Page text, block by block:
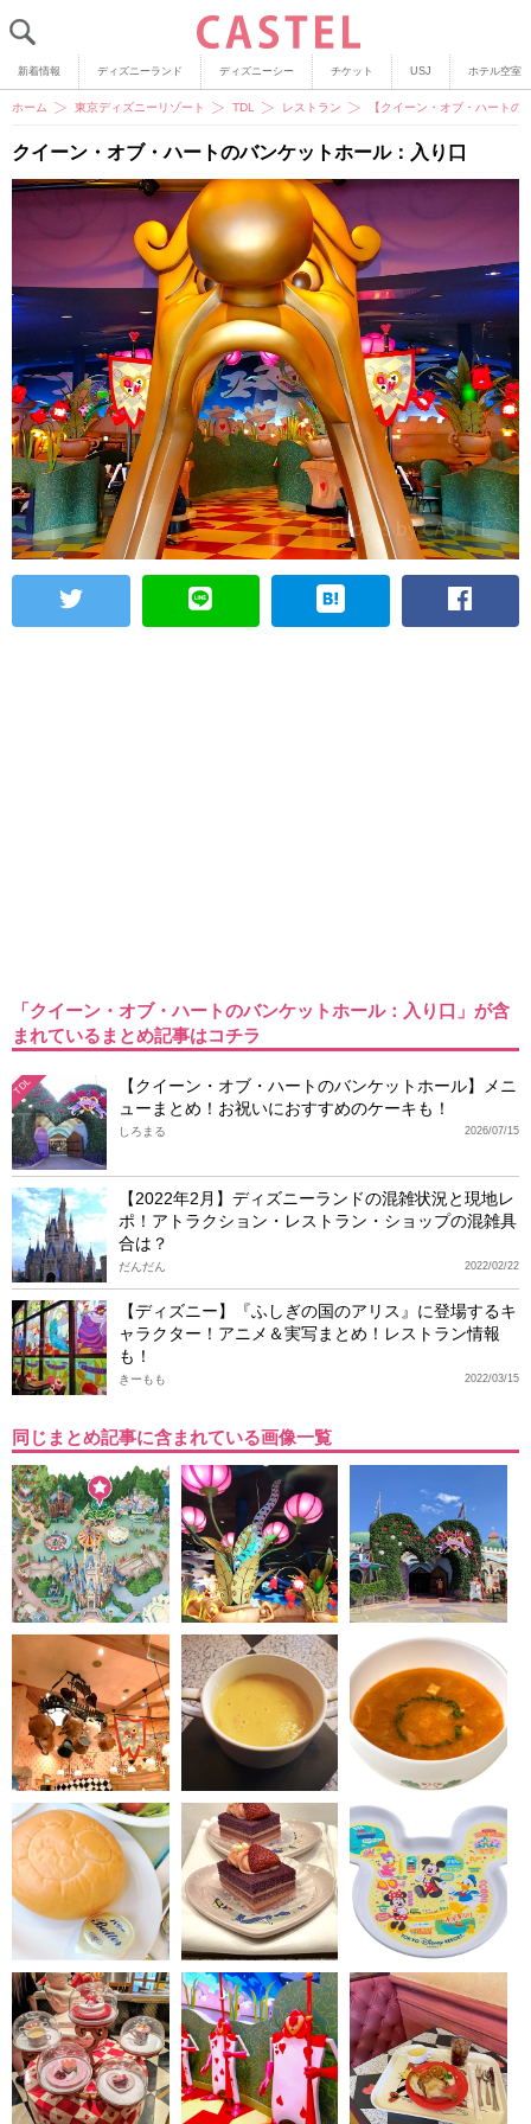
新着情報 ディズニーランド ディズニーシー チケット USJ ホテル空室
ホーム 東京ディズニーリゾート TDL レストラン 【クイーン・オブ・ハート
クイーン・オブ・ハートのバンケットホール：入り口
「クイーン・オブ・ハートのバンケットホール：入り口」が含
まれているまとめ記事はコチラ
TDL
【クイーン・オブ・ハートのバンケットホール】メニ
ューまとめ！お祝いにおすすめのケーキも！
2026/07/15
しろまる
【2022年2月】ディズニーランドの混雑状況と現地レ
ポ！アトラクション・レストラン・ショップの混雑具
合は？
2022/02/22
だんだん
【ディズニー】『ふしぎの国のアリス』に登場するキ
ャラクター！アニメ＆実写まとめ！レストラン情報
も！
2022/03/15
きーもも
同じまとめ記事に含まれている画像一覧